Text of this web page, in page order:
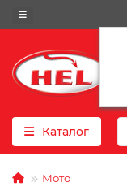
Каталог
Мото